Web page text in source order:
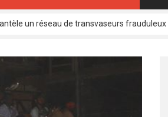
un réseau de transvaseurs
à l’unanimité
du Commerce de l’AES ravivent leurs